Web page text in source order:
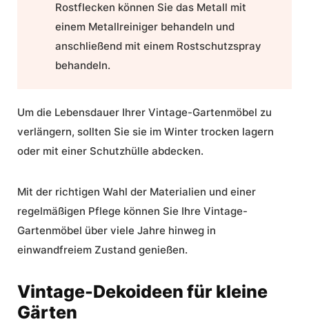
Rostflecken können Sie das Metall mit
einem Metallreiniger behandeln und
anschließend mit einem Rostschutzspray
behandeln.
Um die Lebensdauer Ihrer Vintage-Gartenmöbel zu
verlängern, sollten Sie sie im Winter trocken lagern
oder mit einer Schutzhülle abdecken.
Mit der richtigen Wahl der Materialien und einer
regelmäßigen Pflege können Sie Ihre Vintage-
Gartenmöbel über viele Jahre hinweg in
einwandfreiem Zustand genießen.
Vintage-Dekoideen für kleine
Gärten